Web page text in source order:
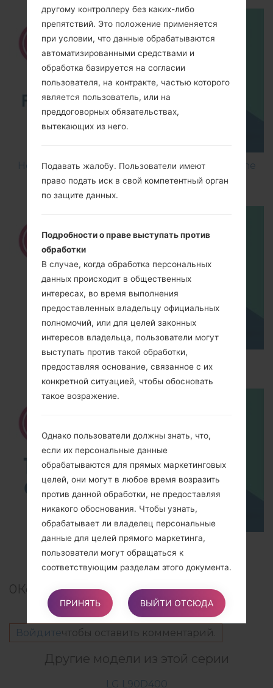
How to Flash Stock Firmware on LG Smartphone
using LG UP?
How to Hard Reset on LG G5 H850?
TOP 5 SECRET CODES for LG!
0Комментарии
Войдитечтобы оставить комментарий.
Другие модели из этой серии
LG L90D400
другому контроллеру без каких-либо
препятствий. Это положение применяется
при условии, что данные обрабатываются
автоматизированными средствами и
обработка базируется на согласии
пользователя, на контракте, частью которого
является пользователь, или на
преддоговорных обязательствах,
вытекающих из него.
Подавать жалобу. Пользователи имеют
право подать иск в свой компетентный орган
по защите данных.
Подробности о праве выступать против
обработки
В случае, когда обработка персональных
данных происходит в общественных
интересах, во время выполнения
предоставленных владельцу официальных
полномочий, или для целей законных
интересов владельца, пользователи могут
выступать против такой обработки,
предоставляя основание, связанное с их
конкретной ситуацией, чтобы обосновать
такое возражение.
Однако пользователи должны знать, что,
если их персональные данные
обрабатываются для прямых маркетинговых
целей, они могут в любое время возразить
против данной обработки, не предоставляя
никакого обоснования. Чтобы узнать,
обрабатывает ли владелец персональные
данные для целей прямого маркетинга,
пользователи могут обращаться к
соответствующим разделам этого документа.
Как осуществлять эти права
Любые запросы по осуществлению прав
пользователя могут быть отправлены
указанные в этом документе. Эти запросы
могут быть выполнены бесплатно и будут
ПРИНЯТЬ ВЫЙТИ ОТСЮДА